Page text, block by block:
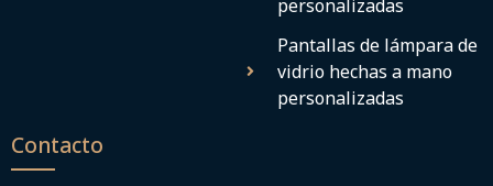
personalizadas
Pantallas de lámpara de
vidrio hechas a mano
personalizadas
Contacto